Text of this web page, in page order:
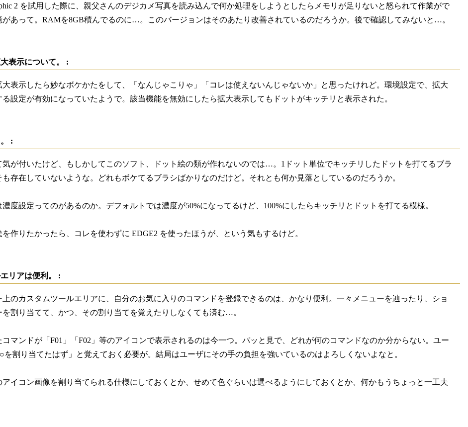
2 を試用した際に、親父さんのデジカメ写真を読み込んで何か処理をしようとしたらメモリが足りないと怒られて作業がで
があって。RAMを8GB積んでるのに…。このバージョンはそのあたり改善されているのだろうか。後で確認してみないと…。
表示について。 :
大表示したら妙なボケかたをして、「なんじゃこりゃ」「コレは使えないんじゃないか」と思ったけれど。環境設定で、拡大
設定が有効になっていたようで。該当機能を無効にしたら拡大表示してもドットがキッチリと表示された。
:
気が付いたけど、もしかしてこのソフト、ドット絵の類が作れないのでは…。1ドット単位でキッチリしたドットを打てるブラ
も存在していないような。どれもボケてるブラシばかりなのだけど。それとも何か見落としているのだろうか。
度設定ってのがあるのか。デフォルトでは濃度が50%になってるけど、100%にしたらキッチリとドットを打てる模様。
を作りたかったら、コレを使わずに EDGE2 を使ったほうが、という気もするけど。
リアは便利。 :
上のカスタムツールエリアに、自分のお気に入りのコマンドを登録できるのは、かなり便利。一々メニューを辿ったり、ショ
を割り当てて、かつ、その割り当てを覚えたりしなくても済む…。
コマンドが「F01」「F02」等のアイコンで表示されるのは今一つ。パッと見で、どれが何のコマンドなのか分からない。ユー
を割り当てたはず」と覚えておく必要が。結局はユーザにその手の負担を強いているのはよろしくないよなと。
イコン画像を割り当てられる仕様にしておくとか、せめて色ぐらいは選べるようにしておくとか、何かもうちょっと一工夫